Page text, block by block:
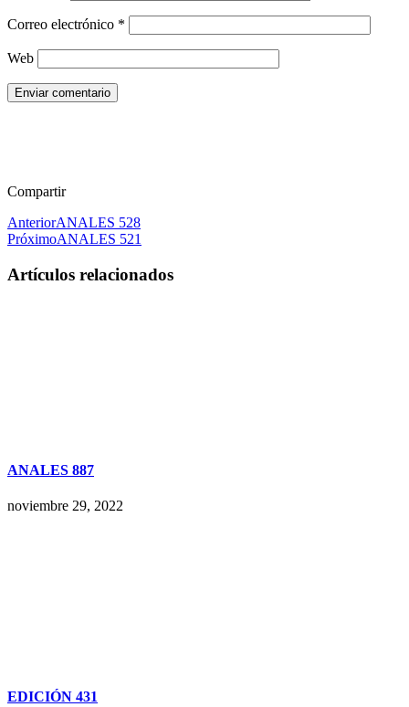
Correo electrónico *
Web
Enviar comentario
Compartir
AnteriorANALES 528
PróximoANALES 521
Artículos relacionados
ANALES 887
noviembre 29, 2022
EDICIÓN 431